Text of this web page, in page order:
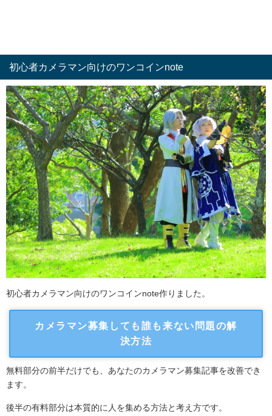
初心者カメラマン向けのワンコインnote
初心者カメラマン向けのワンコインnote作りました。
カメラマン募集しても誰も来ない問題の解
決方法
無料部分の前半だけでも、あなたのカメラマン募集記事を改善でき
ます。
後半の有料部分は本質的に人を集める方法と考え方です。